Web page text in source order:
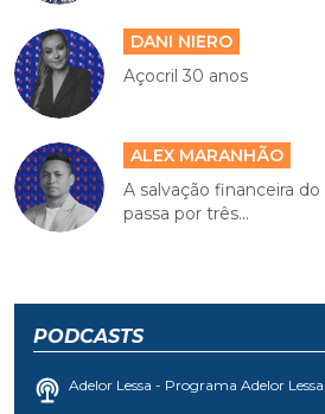
DANI NIERO
Açocril 30 anos
ALEX MARANHÃO
A salvação financeira
passa por três...
PODCASTS
Adelor Lessa - Programa Adelor